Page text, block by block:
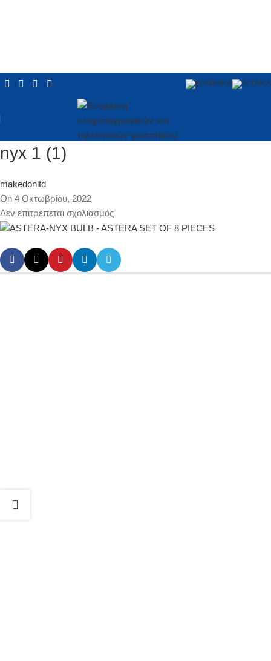
nyx 1 (1)
makedonltd
On 4 Οκτωβρίου, 2022
Δεν επιτρέπεται σχολιασμός